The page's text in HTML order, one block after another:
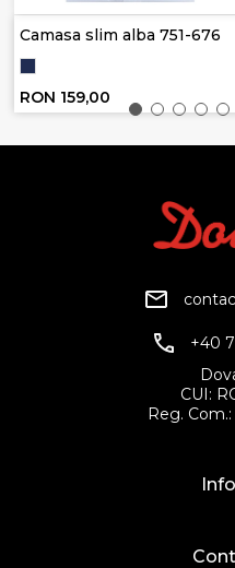
Camasa slim alba 751-676
RON 159,00
+40
CUI:
Reg.